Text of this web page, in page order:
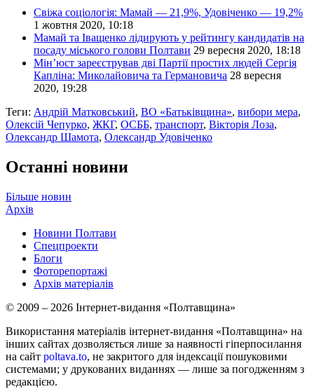
Свіжа соціологія: Мамай — 21,9%, Удовіченко — 19,2%
1 жовтня 2020, 10:18
Мамай та Іващенко лідирують у рейтингу кандидатів на
посаду міського голови Полтави 29 вересня 2020, 18:18
Мін’юст зареєстрував дві Партії простих людей Сергія
Капліна: Миколайовича та Германовича 28 вересня
2020, 19:28
Теги: Андрій Матковський, ВО «Батьківщина», вибори мера,
Олексій Чепурко, ЖКГ, ОСББ, транспорт, Вікторія Лоза,
Олександр Шамота, Олександр Удовіченко
Останні новини
Більше новин
Архів
Новини Полтави
Спецпроекти
Блоги
Фоторепортажі
Архів матеріалів
© 2009 – 2026 Інтернет-видання «Полтавщина»
Використання матеріалів інтернет-видання «Полтавщина» на
інших сайтах дозволяється лише за наявності гіперпосилання
на сайт poltava.to, не закритого для індексації пошуковими
системами; у друкованих виданнях — лише за погодженням з
редакцією.